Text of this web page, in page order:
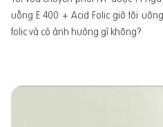
uống E 400 + Acid Folic giờ tôi
folic và có ảnh hưởng gì không?